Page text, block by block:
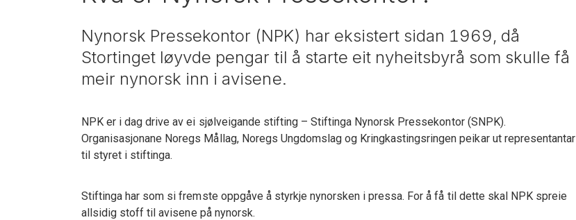
Nynorsk Pressekontor (NPK) har eksistert sidan 1969, då
Stortinget løyvde pengar til å starte eit nyheitsbyrå som skulle få
meir nynorsk inn i avisene.
NPK er i dag drive av ei sjølveigande stifting – Stiftinga Nynorsk Pressekontor (SNPK).
Organisasjonane Noregs Mållag, Noregs Ungdomslag og Kringkastingsringen peikar ut representantar
til styret i stiftinga.
Stiftinga har som si fremste oppgåve å styrkje nynorsken i pressa. For å få til dette skal NPK spreie
allsidig stoff til avisene på nynorsk.